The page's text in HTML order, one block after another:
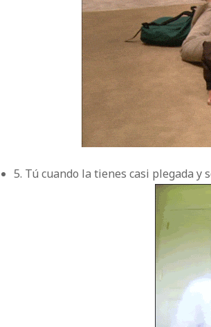
5. Tú cuando la tienes casi plegada y